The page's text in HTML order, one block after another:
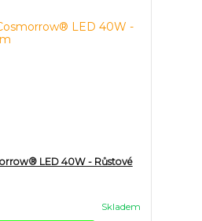
LED 40W - Růstové
Skladem